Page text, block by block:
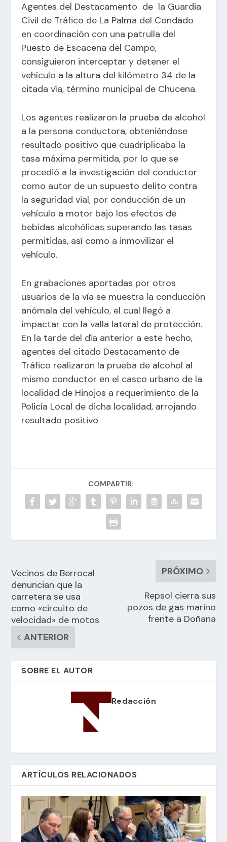
Agentes del Destacamento de la Guardia
Civil de Tráfico de La Palma del Condado
en coordinación con una patrulla del
Puesto de Escacena del Campo,
consiguieron interceptar y detener el
vehículo a la altura del kilómetro 34 de la
citada vía, término municipal de Chucena.
Los agentes realizaron la prueba de alcohol
a la persona conductora, obteniéndose
resultado positivo que cuadriplicaba la
tasa máxima permitida, por lo que se
procedió a la investigación del conductor
como autor de un supuesto delito contra
la seguridad vial, por conducción de un
vehículo a motor bajo los efectos de
bebidas alcohólicas superando las tasas
permitidas, así como a inmovilizar el
vehículo.
En grabaciones aportadas por otros
usuarios de la vía se muestra la conducción
anómala del vehículo, el cual llegó a
impactar con la valla lateral de protección.
En la tarde del día anterior a este hecho,
agentes del citado Destacamento de
Tráfico realizaron la prueba de alcohol al
mismo conductor en el casco urbano de la
localidad de Hinojos a requerimiento de la
Policía Local de dicha localidad, arrojando
resultado positivo
COMPARTIR:
Vecinos de Berrocal
denuncian que la
carretera se usa
como «circuito de
velocidad» de motos
ANTERIOR
PRÓXIMO
Repsol cierra sus
pozos de gas marino
frente a Doñana
SOBRE EL AUTOR
Redacción
ARTÍCULOS RELACIONADOS